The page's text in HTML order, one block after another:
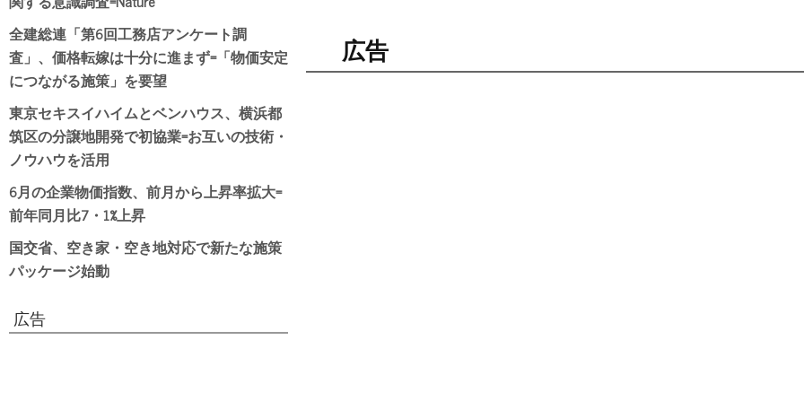
広告
全建総連「第6回工務店アンケート調
査」、価格転嫁は十分に進まず=「物価安定
につながる施策」を要望
東京セキスイハイムとベンハウス、横浜都
筑区の分譲地開発で初協業=お互いの技術・
ノウハウを活用
6月の企業物価指数、前月から上昇率拡大=
前年同月比7・1%上昇
国交省、空き家・空き地対応で新たな施策
パッケージ始動
広告